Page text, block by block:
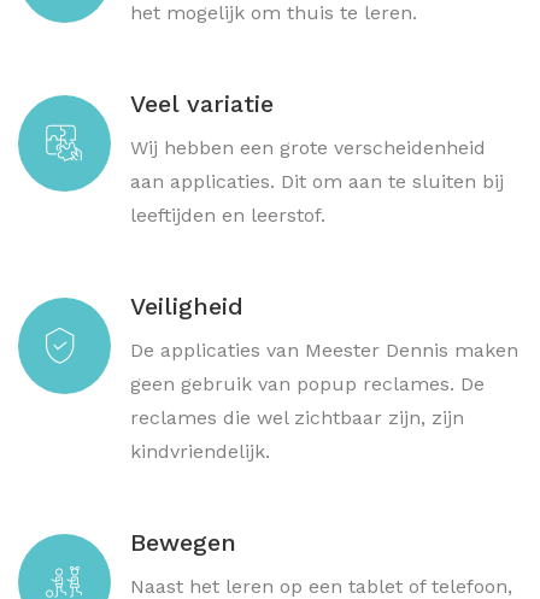
het mogelijk om thuis te leren.
Veel variatie
Wij hebben een grote verscheidenheid
aan applicaties. Dit om aan te sluiten bij
leeftijden en leerstof.
Veiligheid
De applicaties van Meester Dennis maken
geen gebruik van popup reclames. De
reclames die wel zichtbaar zijn, zijn
kindvriendelijk.
Bewegen
Naast het leren op een tablet of telefoon,